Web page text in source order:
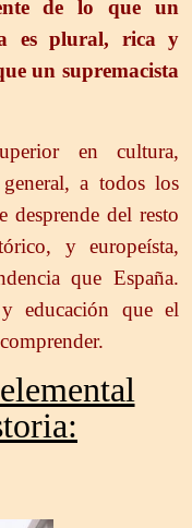
de lo que un
es plural, rica y
un supremacista
en cultura,
a todos los
desprende del resto
y europeísta,
que España.
y educación que el